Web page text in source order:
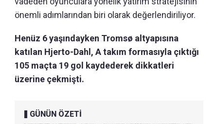
önemli adımlarından biri olarak değerlendiriliyor.
Henüz 6 yaşındayken Tromsø altyapısına
katılan Hjerto-Dahl, A takım formasıyla çıktığı
105 maçta 19 gol kaydederek dikkatleri
üzerine çekmişti.
GÜNÜN ÖZETİ